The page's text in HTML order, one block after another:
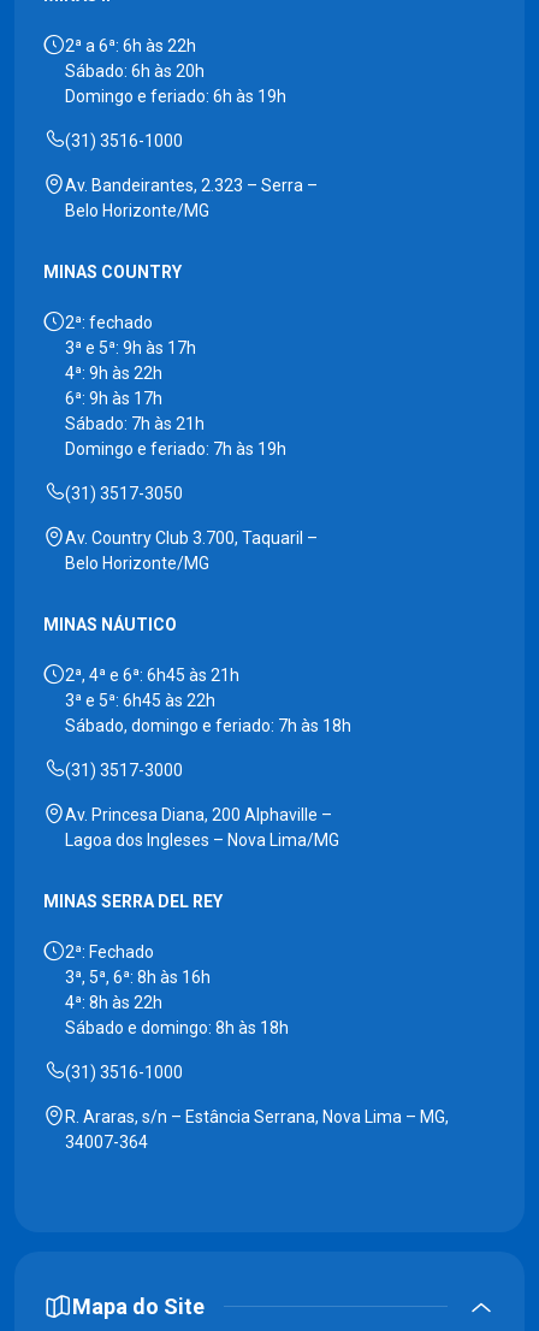
2ª a 6ª: 6h às 22h
Sábado: 6h às 20h
Domingo e feriado: 6h às 19h
(31) 3516-1000
Av. Bandeirantes, 2.323 – Serra –
Belo Horizonte/MG
MINAS COUNTRY
2ª: fechado
3ª e 5ª: 9h às 17h
4ª: 9h às 22h
6ª: 9h às 17h
Sábado: 7h às 21h
Domingo e feriado: 7h às 19h
(31) 3517-3050
Av. Country Club 3.700, Taquaril –
Belo Horizonte/MG
MINAS NÁUTICO
2ª, 4ª e 6ª: 6h45 às 21h
3ª e 5ª: 6h45 às 22h
Sábado, domingo e feriado: 7h às 18h
(31) 3517-3000
Av. Princesa Diana, 200 Alphaville –
Lagoa dos Ingleses – Nova Lima/MG
MINAS SERRA DEL REY
2ª: Fechado
3ª, 5ª, 6ª: 8h às 16h
4ª: 8h às 22h
Sábado e domingo: 8h às 18h
(31) 3516-1000
R. Araras, s/n – Estância Serrana, Nova Lima – MG,
34007-364
Mapa do Site